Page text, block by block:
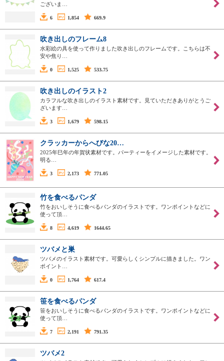
ございま…
6 1,854 669.9
吹き出しのフレーム8
水彩絵の具を使って作りました吹き出しのフレームです。こちらは不
安や焦り…
0 1,525 533.75
吹き出しのイラスト2
カラフルな吹き出しのイラスト素材です。見ていただきありがとうご
ざいます…
3 1,679 598.15
クラッカーからへびな20…
2025年巳年の年賀状素材です。パーティーをイメージした素材です。
明る…
3 2,173 771.05
竹を食べるパンダ
竹をおいしそうに食べるパンダのイラストです。ワンポイントなどに
使って頂…
8 4,619 1644.65
ツバメと巣
ツバメのイラスト素材です。可愛らしくシンプルに描きました。ワン
ポイント…
0 1,764 617.4
笹を食べるパンダ
笹をおいしそうに食べるパンダのイラストです。ワンポイントなどに
使って頂…
7 2,191 791.35
ツバメ2